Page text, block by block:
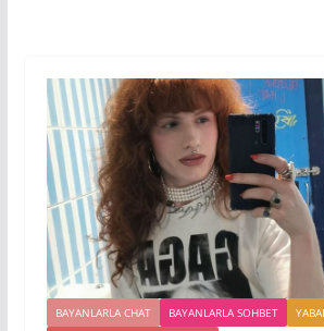
BAYANLARLA CHAT BAYANLARLA SOHBET